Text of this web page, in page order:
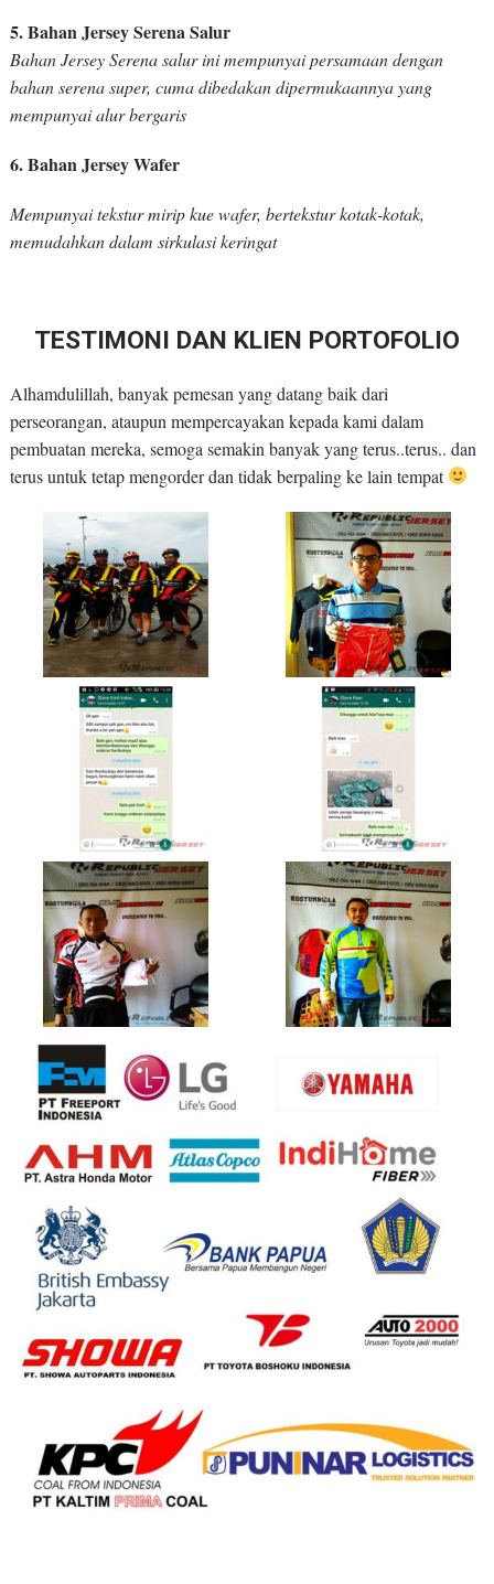
5. Bahan Jersey Serena Salur
Bahan Jersey Serena salur ini mempunyai persamaan dengan
bahan serena super, cuma dibedakan dipermukaannya yang
mempunyai alur bergaris
6. Bahan Jersey Wafer
Mempunyai tekstur mirip kue wafer, bertekstur kotak-kotak,
memudahkan dalam sirkulasi keringat
TESTIMONI DAN KLIEN PORTOFOLIO
Alhamdulillah, banyak pemesan yang datang baik dari
perseorangan, ataupun mempercayakan kepada kami dalam
pembuatan mereka, semoga semakin banyak yang terus..terus.. dan
terus untuk tetap mengorder dan tidak berpaling ke lain tempat